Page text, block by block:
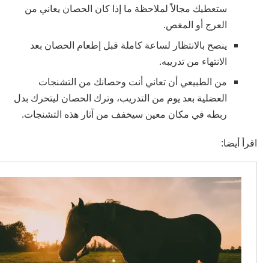
ستعطيك مجالاً لملاحظة ما إذا كان الحصان يعاني من
العرج أو المغص.
ينصح بالانتظار لساعة كاملة قبل إطعام الحصان بعد
الانتهاء من تدريبه.
من الطبيعي أن تعاني أنت وحصانك من التشنجات
العضلية بعد يوم من التدريب، وترك الحصان ليتحرك بدل
ربطه في مكان معين سيخفف من آثار هذه التشنجات.
اقرأ أيضا: